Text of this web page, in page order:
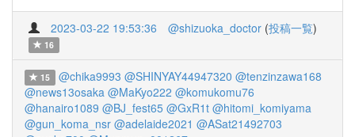
2023-03-22 19:53:36 @shizuoka_doctor (投稿一覧)
16
15 @chika9993 @SHINYAY44947320 @tenzinzawa168
@news13osaka @MaKyo222 @komukomu76
@hanairo1089 @BJ_fest65 @GxR1t @hitomi_komiyama
@gun_koma_nsr @adelaide2021 @ASat21492703